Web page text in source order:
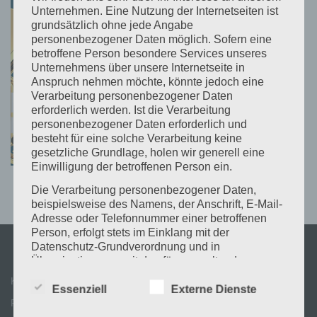
Kontakt
Partner & Links
Unternehmen. Eine Nutzung der Internetseiten ist
grundsätzlich ohne jede Angabe
personenbezogener Daten möglich. Sofern eine
betroffene Person besondere Services unseres
Unternehmens über unsere Internetseite in
Anspruch nehmen möchte, könnte jedoch eine
Verarbeitung personenbezogener Daten
erforderlich werden. Ist die Verarbeitung
personenbezogener Daten erforderlich und
besteht für eine solche Verarbeitung keine
gesetzliche Grundlage, holen wir generell eine
Einwilligung der betroffenen Person ein.
Die Verarbeitung personenbezogener Daten,
beispielsweise des Namens, der Anschrift, E-Mail-
Adresse oder Telefonnummer einer betroffenen
Person, erfolgt stets im Einklang mit der
Datenschutz-Grundverordnung und in
Übereinstimmung mit den für uns geltenden
Mittels dieser Datenschutzerklärung möchte unser
Essenziell Externe Dienste